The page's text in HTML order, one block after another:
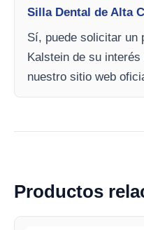
Silla Dental de Alta
Sí, puede solicitar un
Kalstein de su
nuestro sitio web
Productos